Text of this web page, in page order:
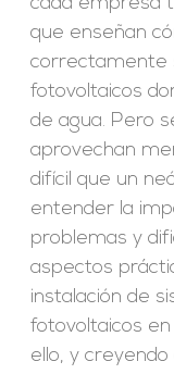
que enseñan
correctamente
fotovoltaicos
de agua. Pero
aprovechan
difícil que un
entender la
problemas y
aspectos
instalación de
fotovoltaicos
ello, y